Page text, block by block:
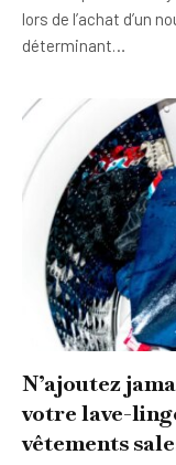
lors de l’achat d’un
déterminant…
N’ajoutez
votre lave-
vêtements